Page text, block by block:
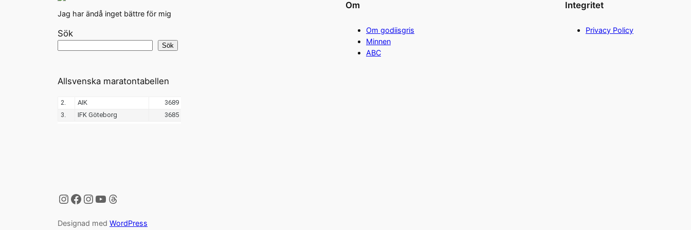
Jag har ändå inget bättre för mig
Sök
Sök
Om
Om godiisgris
Minnen
ABC
Integritet
Privacy Policy
Allsvenska maratontabellen
Instagram
Facebook
Instagram
YouTube
Threads
Designad med WordPress